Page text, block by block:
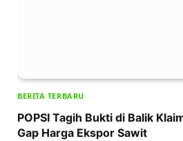
BERITA TERBARU
POPSI Tagih Bukti di Balik
Gap Harga Ekspor Sawit